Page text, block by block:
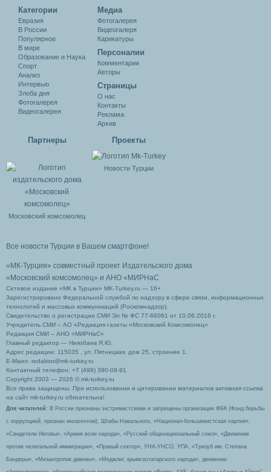
Категории
Евразия
В России
Популярное
В мире
Образование и Наука
Спорт
Анализ
Интервью
Злоба дня
Фотогалерея
Видеогалерея
Медиа
Фотогалерея
Видеогалеря
Карикатуры
Персоналии
Комментарии
Авторы
Cтраницы
О нас
Контакты
Реклама
Архив
Партнеры
Московский комсомолец
Проекты
Новости Турции
Все новости Турции в Вашем смартфоне!
«МК-Турция» совместный проект Издательского дома
«Московский комсомолец» и АНО «МИРНаС
Сетевое издание «МК в Турции» MK-Turkey.ru — 16+
Зарегистрировано Федеральной службой по надзору в сфере связи, информационных
технологий и массовых коммуникаций (Роскомнадзор).
Свидетельство о регистрации СМИ Эл № ФС 77-66061 от 10.06.2016 г.
Учредитель СМИ – АО «Редакция газеты «Московский Комсомолец»
Редакция СМИ – АНО «МИРНаС»
Главный редактор — Ниязбаев Я.Ю.
Адрес редакции: 115035 , ул. Пятницкая, дом 25, строение 1.
Е-Маил: redaktor@mk-turkey.ru
Контактный телефон: +7 (499) 390-08-91
Copyright 2003 — 2026 © mk-turkey.ru
Все права защищены. При использовании и цитировании материалов активная ссылка
на сайт mk-turkey.ru обязательна!
Для читателей : В России признаны экстремистскими и запрещены организации ФБК (Фонд борьбы
с коррупцией, признан иноагентом), Штабы Навального, «Национал-большевистская партия»,
«Свидетели Иеговы», «Армия воли народа», «Русский общенациональный союз», «Движение
против нелегальной иммиграции», «Правый сектор», УНА-УНСО, УПА, «Тризуб им. Степана
Бандеры», «Мизантропик дивижн», «Меджлис крымскотатарского народа», движение